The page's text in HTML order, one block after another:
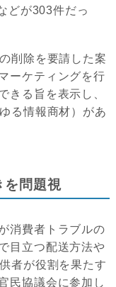
どが303件だっ
削除を要請した案
ーケティングを行
きる旨を表示し、
る情報商材）があ
を問題視
消費者トラブルの
目立つ配送方法や
者が役割を果たす
民協議会に参加し